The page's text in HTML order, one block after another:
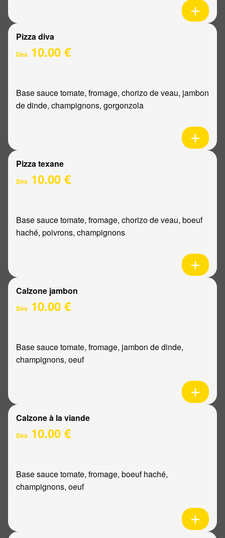
Pizza diva
Dès 10.00 €
Base sauce tomate, fromage, chorizo de veau, jambon
de dinde, champignons, gorgonzola
Pizza texane
Dès 10.00 €
Base sauce tomate, fromage, chorizo de veau, boeuf
haché, poivrons, champignons
Calzone jambon
Dès 10.00 €
Base sauce tomate, fromage, jambon de dinde,
champignons, oeuf
Calzone à la viande
Dès 10.00 €
Base sauce tomate, fromage, boeuf haché,
champignons, oeuf